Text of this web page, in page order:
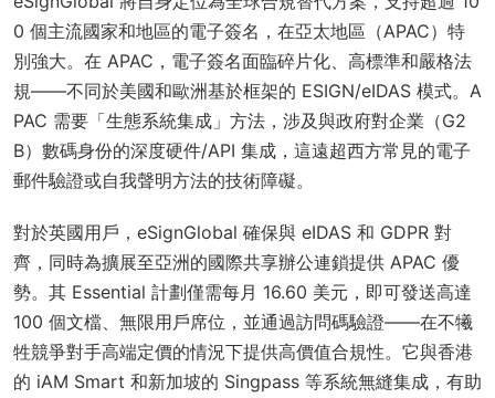
0 個主流國家和地區的電子簽名，在亞太地區（APAC）特
別強大。在 APAC，電子簽名面臨碎片化、高標準和嚴格法
規——不同於美國和歐洲基於框架的 ESIGN/eIDAS 模式。A
PAC 需要「生態系統集成」方法，涉及與政府對企業（G2
B）數碼身份的深度硬件/API 集成，這遠超西方常見的電子
郵件驗證或自我聲明方法的技術障礙。
對於英國用戶，eSignGlobal 確保與 eIDAS 和 GDPR 對
齊，同時為擴展至亞洲的國際共享辦公連鎖提供 APAC 優
勢。其 Essential 計劃僅需每月 16.60 美元，即可發送高達
100 個文檔、無限用戶席位，並通過訪問碼驗證——在不犧
牲競爭對手高端定價的情況下提供高價值合規性。它與香港
的 iAM Smart 和新加坡的 Singpass 等系統無縫集成，有助